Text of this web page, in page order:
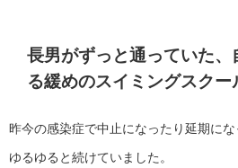
長男がずっと通っていた、
る緩めのスイミングスクー
昨今の感染症で中止になったり延期にな
ゆるゆると続けていました。